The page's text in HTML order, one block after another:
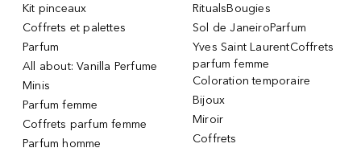
Kit pinceaux
Coffrets et palettes
Parfum
All about: Vanilla Perfume
Minis
Parfum femme
Coffrets parfum femme
Parfum homme
RitualsBougies
Sol de JaneiroParfum
Yves Saint LaurentCoffrets
parfum femme
Coloration temporaire
Bijoux
Miroir
Coffrets